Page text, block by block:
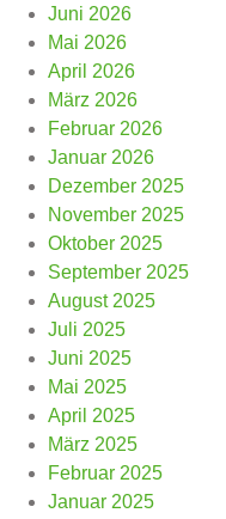
Juni 2026
Mai 2026
April 2026
März 2026
Februar 2026
Januar 2026
Dezember 2025
November 2025
Oktober 2025
September 2025
August 2025
Juli 2025
Juni 2025
Mai 2025
April 2025
März 2025
Februar 2025
Januar 2025